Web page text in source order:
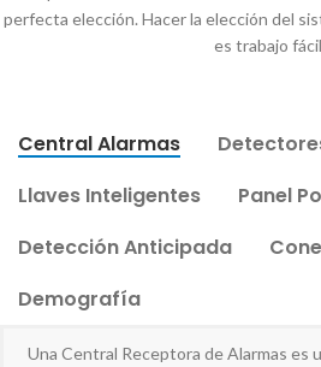
perfecta elección. Hacer la elección del
es trabajo
Central Alarmas
Llaves Inteligentes
Panel
Detección Anticipada
Demografía
Una Central Receptora de Alarmas es